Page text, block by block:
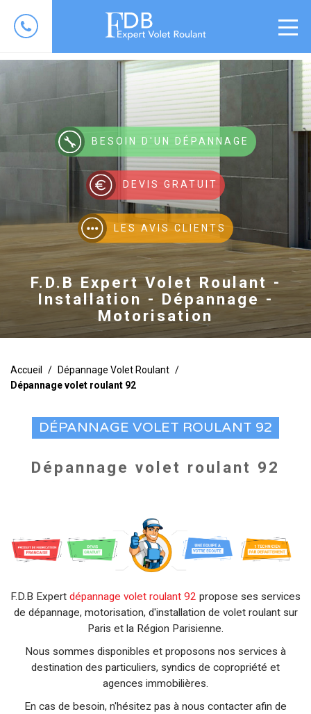
BESOIN D'UN DÉPANNAGE
DEVIS GRATUIT
LES AVIS CLIENTS
F.D.B Expert Volet Roulant -
Installation - Dépannage -
Motorisation
Accueil / Dépannage Volet Roulant /
Dépannage volet roulant 92
DÉPANNAGE VOLET ROULANT 92
Dépannage volet roulant 92
F.D.B Expert dépannage volet roulant 92 propose ses services
de dépannage, motorisation, d'installation de volet roulant sur
Paris et la Région Parisienne.
Nous sommes disponibles et proposons nos services à
destination des particuliers, syndics de copropriété et
agences immobilières.
En cas de besoin, n'hésitez pas à nous contacter afin de